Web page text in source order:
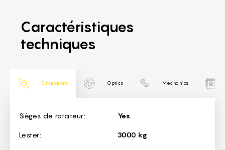
Caractéristiques
techniques
Dimensions Optics Mechanics
Dimensions
Sièges de rotateur: Yes
Lester: 3000 kg